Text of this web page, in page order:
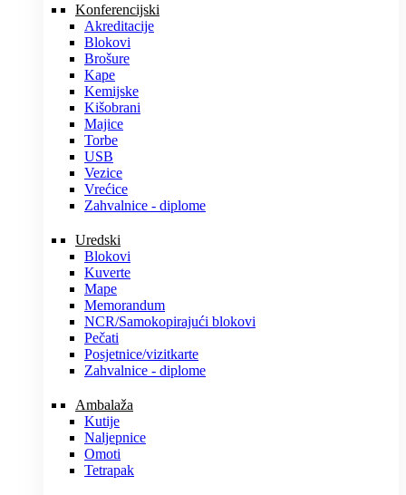
Konferencijski
Akreditacije
Blokovi
Brošure
Kape
Kemijske
Kišobrani
Majice
Torbe
USB
Vezice
Vrećice
Zahvalnice - diplome
Uredski
Blokovi
Kuverte
Mape
Memorandum
NCR/Samokopirajući blokovi
Pečati
Posjetnice/vizitkarte
Zahvalnice - diplome
Ambalaža
Kutije
Naljepnice
Omoti
Tetrapak